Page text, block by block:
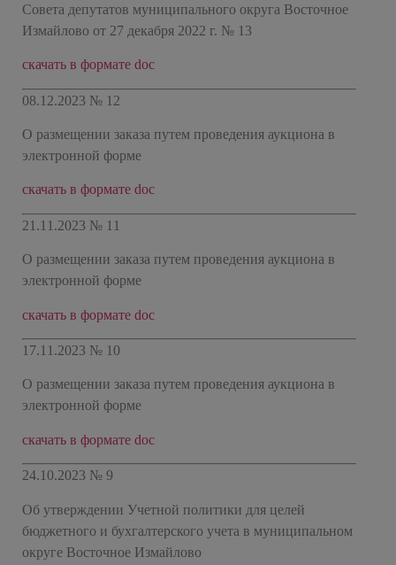
Совета депутатов муниципального округа Восточное
Измайлово от 27 декабря 2022 г. № 13
скачать в формате doc
08.12.2023 № 12
О размещении заказа путем проведения аукциона в
электронной форме
скачать в формате doc
21.11.2023 № 11
О размещении заказа путем проведения аукциона в
электронной форме
скачать в формате doc
17.11.2023 № 10
О размещении заказа путем проведения аукциона в
электронной форме
скачать в формате doc
24.10.2023 № 9
Об утверждении Учетной политики для целей
бюджетного и бухгалтерского учета в муниципальном
округе Восточное Измайлово